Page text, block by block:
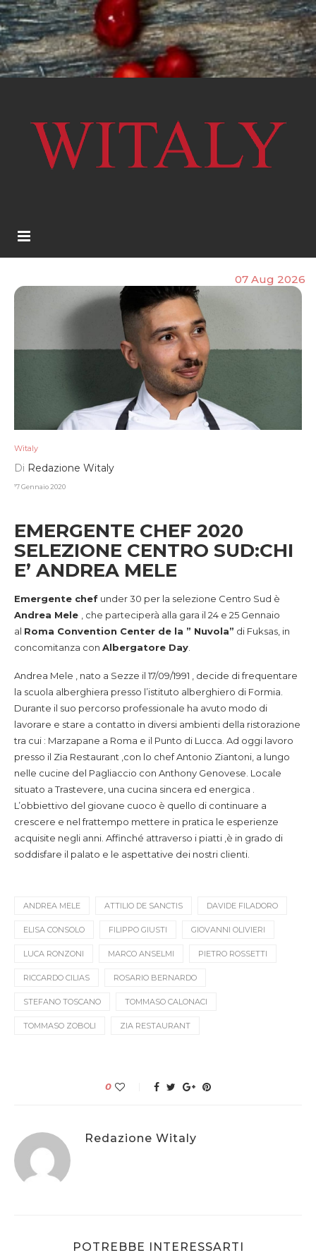
07 Aug 2026
Witaly
Di Redazione Witaly
17 Gennaio 2020
EMERGENTE CHEF 2020
SELEZIONE CENTRO SUD:CHI
E’ ANDREA MELE
Emergente chef under 30 per la selezione Centro Sud è
Andrea Mele
, che parteciperà alla gara il 24 e 25 Gennaio
al Roma Convention Center de la ” Nuvola” di Fuksas, in
concomitanza con Albergatore Day
Andrea Mele , nato a Sezze il 17/09/1991 , decide di frequentare
la scuola alberghiera presso l’istituto alberghiero di Formia.
Durante il suo percorso professionale ha avuto modo di
lavorare e stare a contatto in diversi ambienti della ristorazione
tra cui : Marzapane a Roma e il Punto di Lucca. Ad oggi lavoro
presso il Zia Restaurant ,con lo chef Antonio Ziantoni, a lungo
nelle cucine del Pagliaccio con Anthony Genovese. Locale
situato a Trastevere, una cucina sincera ed energica .
L’obbiettivo del giovane cuoco è quello di continuare a
crescere e nel frattempo mettere in pratica le esperienze
acquisite negli anni. Affinché attraverso i piatti ,è in grado di
soddisfare il palato e le aspettative dei nostri clienti.
ANDREA MELE ATTILIO DE SANCTIS DAVIDE FILADORO
ELISA CONSOLO FILIPPO GIUSTI GIOVANNI OLIVIERI
LUCA RONZONI MARCO ANSELMI PIETRO ROSSETTI
RICCARDO CILIAS ROSARIO BERNARDO
STEFANO TOSCANO TOMMASO CALONACI
TOMMASO ZOBOLI ZIA RESTAURANT
0
Redazione Witaly
POTREBBE INTERESSARTI